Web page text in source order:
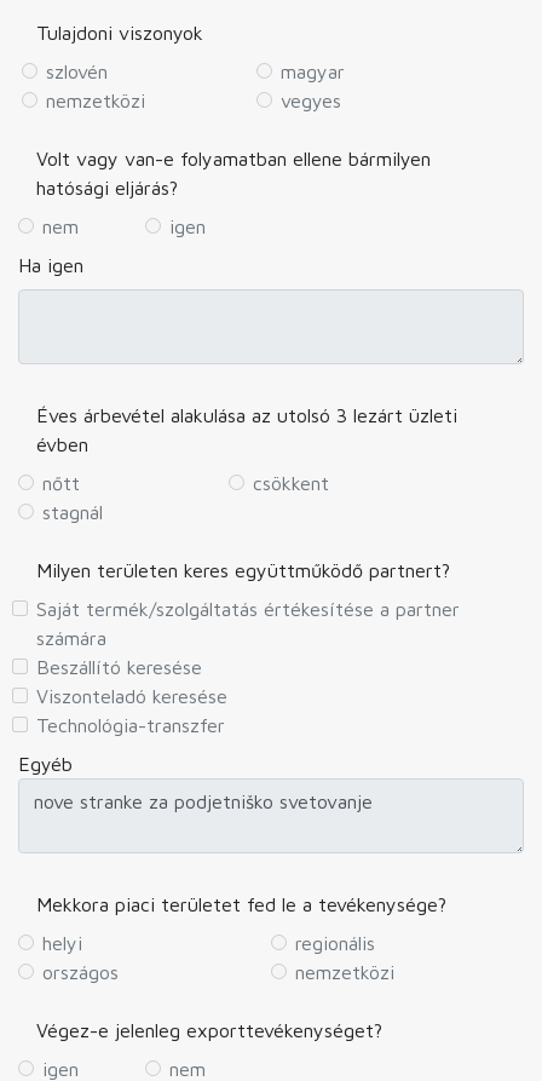
Tulajdoni viszonyok
szlovén
magyar
nemzetközi
vegyes
Volt vagy van-e folyamatban ellene bármilyen
hatósági eljárás?
nem
igen
Ha igen
Éves árbevétel alakulása az utolsó 3 lezárt üzleti
évben
nőtt
csökkent
stagnál
Milyen területen keres együttműködő partnert?
Saját termék/szolgáltatás értékesítése a partner
számára
Beszállító keresése
Viszonteladó keresése
Technológia-transzfer
Egyéb
Mekkora piaci területet fed le a tevékenysége?
helyi
regionális
országos
nemzetközi
Végez-e jelenleg exporttevékenységet?
igen
nem